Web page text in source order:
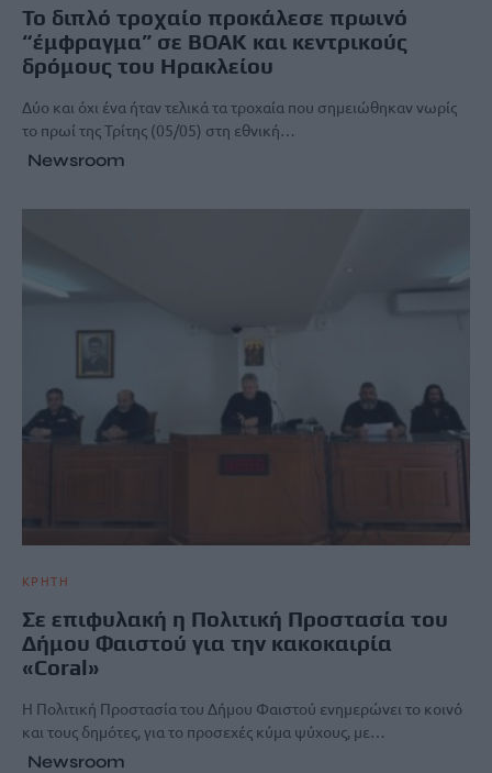
Το διπλό τροχαίο προκάλεσε πρωινό
“έμφραγμα” σε ΒΟΑΚ και κεντρικούς
δρόμους του Ηρακλείου
Δύο και όχι ένα ήταν τελικά τα τροχαία που σημειώθηκαν νωρίς
το πρωί της Τρίτης (05/05) στη εθνική…
Newsroom
ΚΡΗΤΗ
Σε επιφυλακή η Πολιτική Προστασία του
Δήμου Φαιστού για την κακοκαιρία
«Coral»
Η Πολιτική Προστασία του Δήμου Φαιστού ενημερώνει το κοινό
και τους δημότες, για το προσεχές κύμα ψύχους, με…
Newsroom